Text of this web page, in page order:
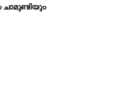
ചാമുണ്ടിയും